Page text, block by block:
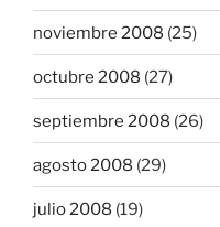
noviembre 2008 (25)
octubre 2008 (27)
septiembre 2008 (26)
agosto 2008 (29)
julio 2008 (19)